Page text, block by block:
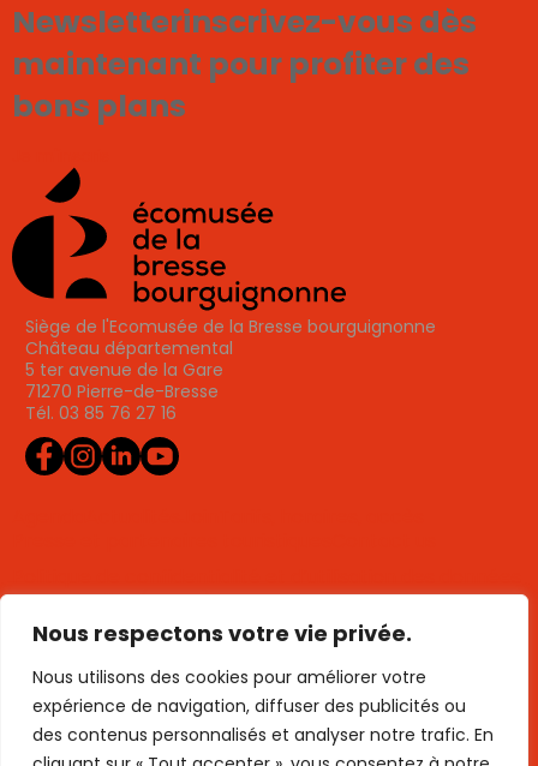
Nous respectons votre vie privée.
Nous utilisons des cookies pour améliorer votre
expérience de navigation, diffuser des publicités ou
des contenus personnalisés et analyser notre trafic. En
Newsletterinscrivez-vous dès
maintenant pour profiter des
bons plans
Siège de l'Ecomusée de la Bresse bourguignonne
Château départemental
5 ter avenue de la Gare
71270 Pierre-de-Bresse
Tél. 03 85 76 27 16
personnelles (RGPD)
Utilisation des cookiesMentions légalesPlan de site
Publigo 2025